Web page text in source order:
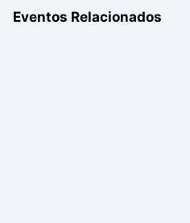
Eventos Relacionados